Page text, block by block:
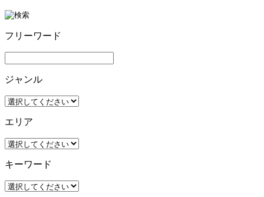
フリーワード
ジャンル
エリア
キーワード